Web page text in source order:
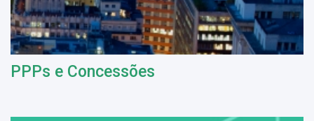
PPPs e Concessões